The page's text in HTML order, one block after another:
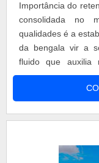
Importância do
consolidada no
qualidades é a
da bengala vir a
fluido que auxilia
dianteiro escape,
se transitar por
retentor bengala